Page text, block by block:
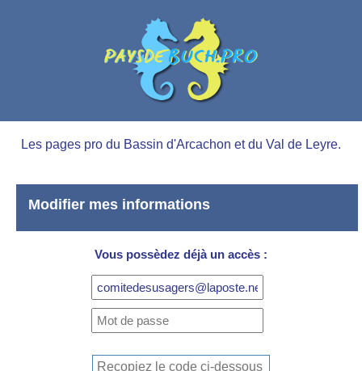
Les pages pro du Bassin d'Arcachon et du Val de Leyre.
Modifier mes informations
Vous possèdez déjà un accès :